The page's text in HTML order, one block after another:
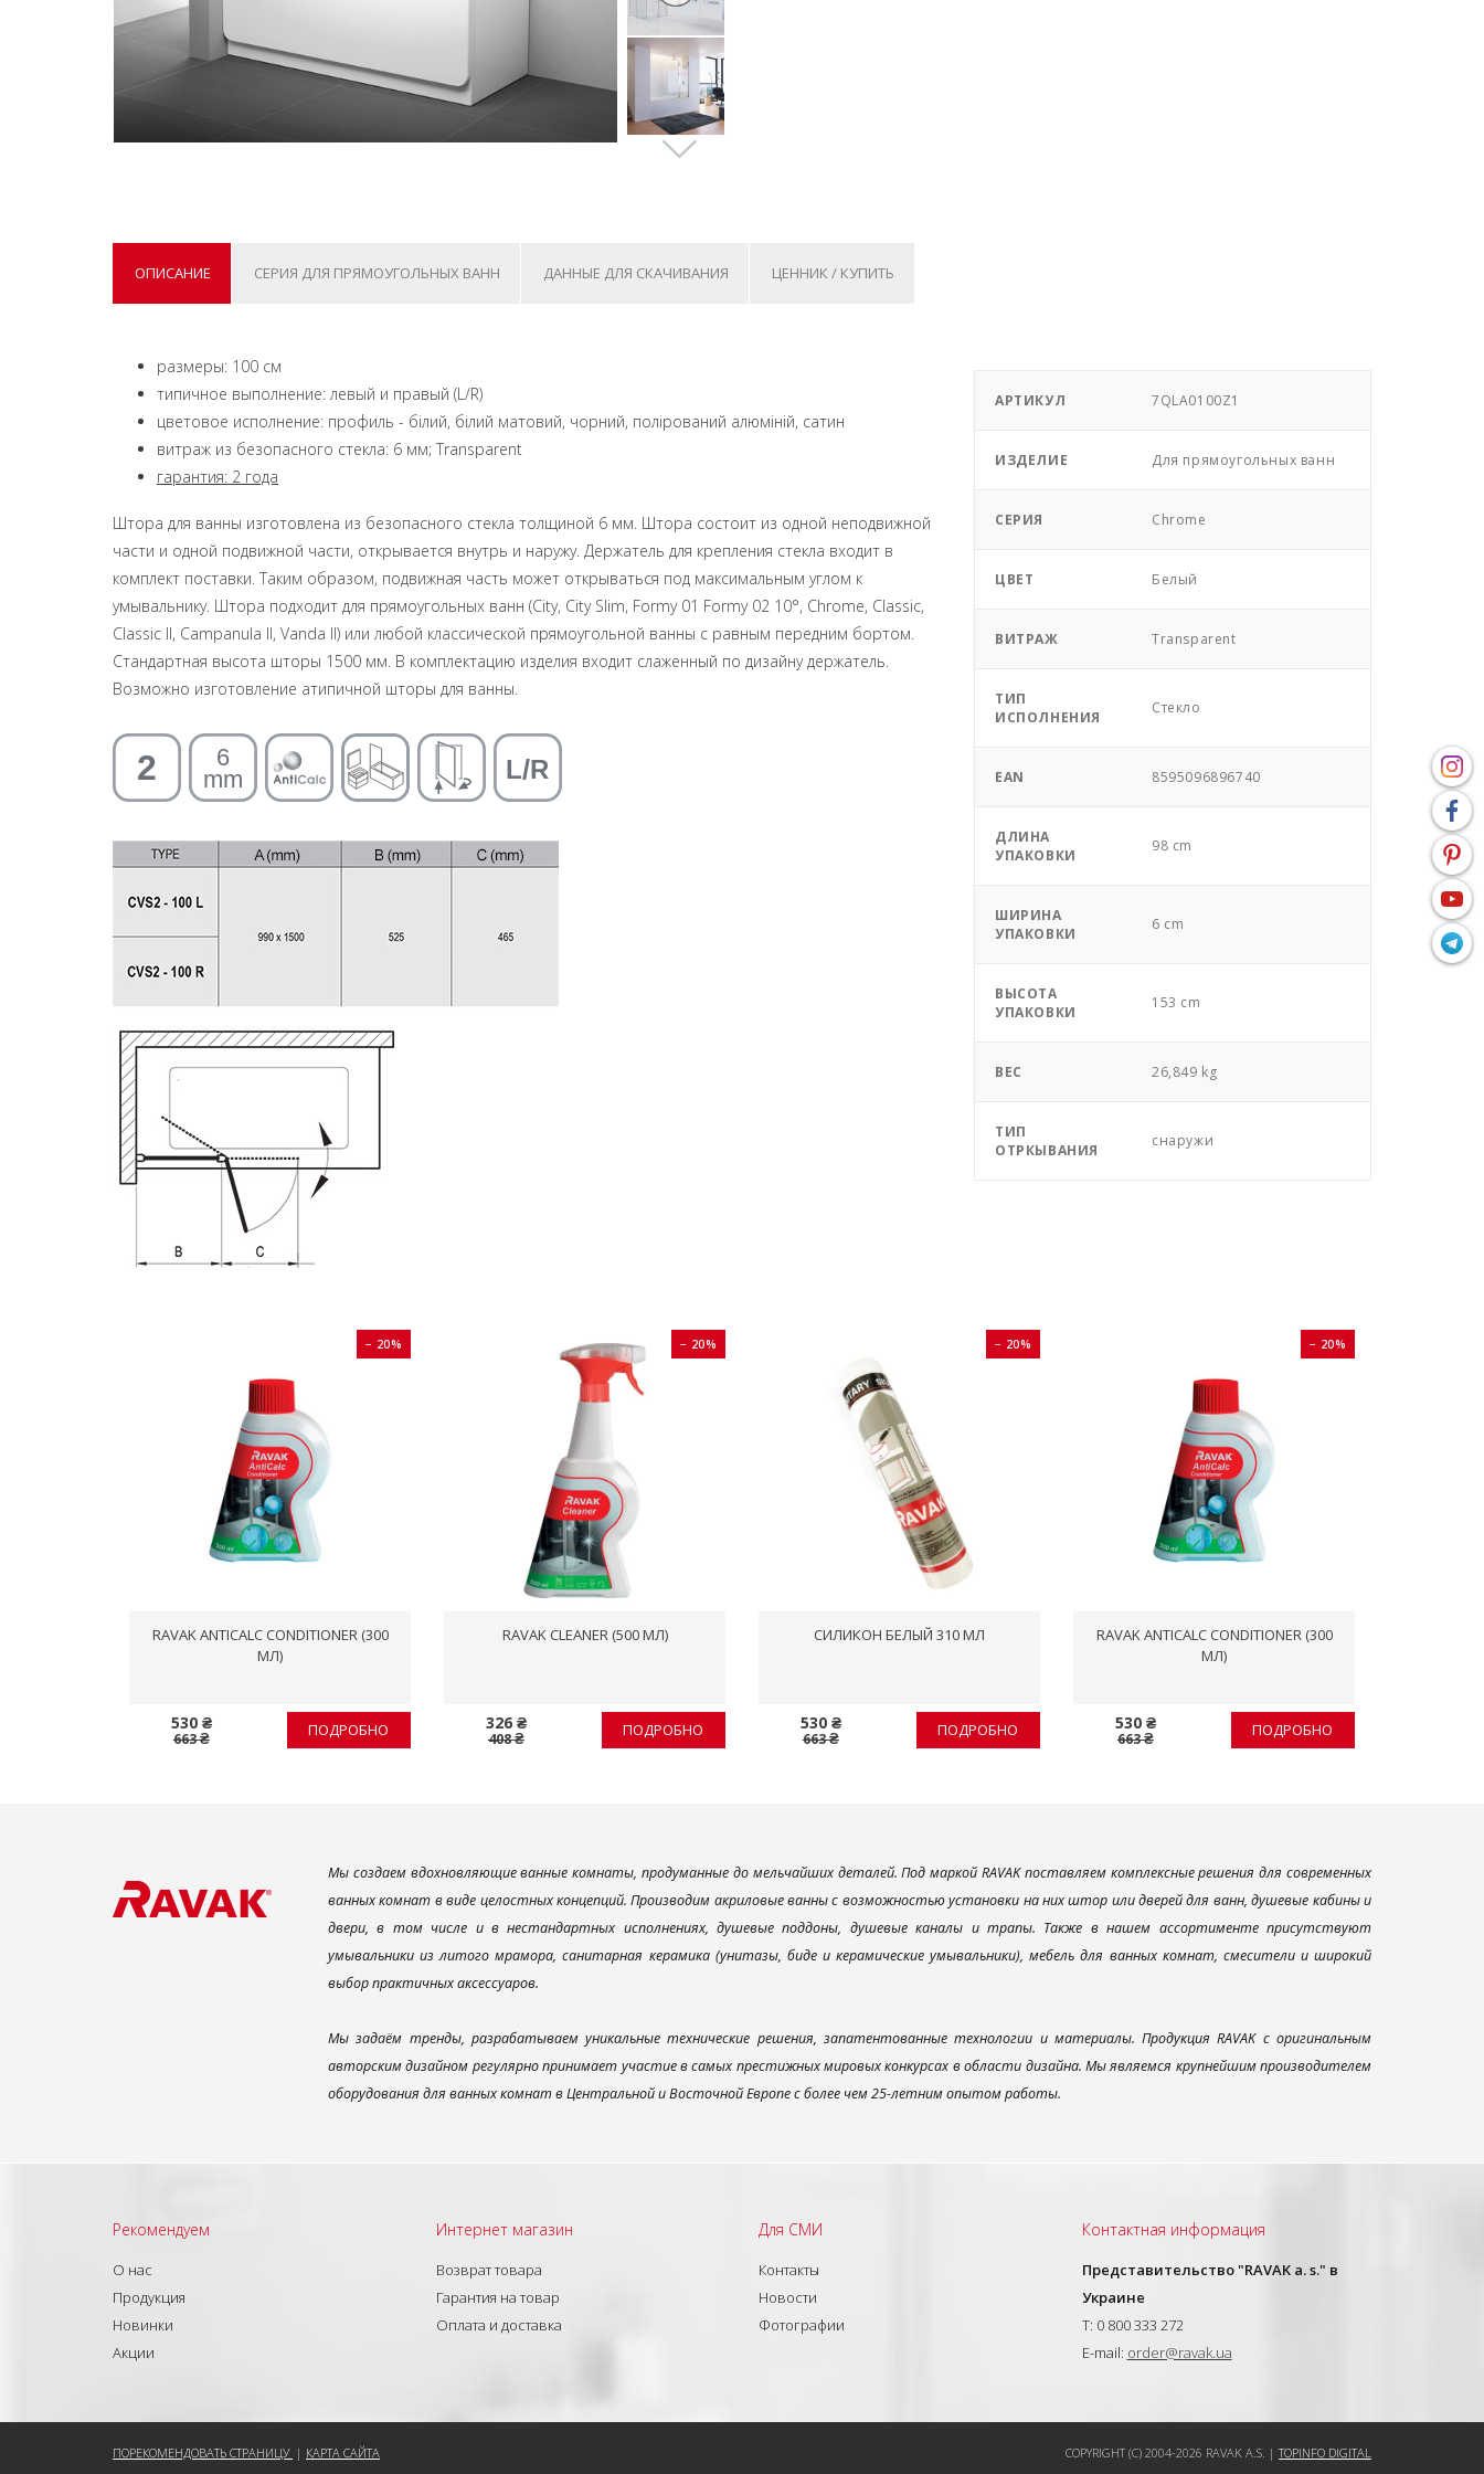
ОПИСАНИЕ СЕРИЯ ДЛЯ ПРЯМОУГОЛЬНЫХ ВАНН ДАННЫЕ ДЛЯ СКАЧИВАНИЯ ЦЕННИК / КУПИТЬ
размеры: 100 см
типичное выполнение: левый и правый (L/R)
цветовое исполнение: профиль - білий, білий матовий, чорний, полірований алюміній, сатин
витраж из безопасного стекла: 6 мм; Transparent
гарантия: 2 года
Штора для ванны изготовлена ​​из безопасного стекла толщиной 6 мм. Штора состоит из одной неподвижной
части и одной подвижной части, открывается внутрь и наружу. Держатель для крепления стекла входит в
комплект поставки. Таким образом, подвижная часть может открываться под максимальным углом к ​​
умывальнику. Штора подходит для прямоугольных ванн (City, City Slim, Formy 01 Formy 02 10°, Chrome, Classic,
Classic II, Campanula II, Vanda II) или любой классической прямоугольной ванны с равным передним бортом.
Стандартная высота шторы 1500 мм. В комплектацию изделия входит слаженный по дизайну держатель.
Возможно изготовление атипичной шторы для ванны.
АРТИКУЛ 7QLA0100Z1
ИЗДЕЛИЕ Для прямоугольных ванн
СЕРИЯ Chrome
ЦВЕТ Белый
ВИТРАЖ Transparent
ТИП
ИСПОЛНЕНИЯ
Стекло
EAN 8595096896740
ДЛИНА
УПАКОВКИ
98 cm
ШИРИНА
УПАКОВКИ
6 cm
ВЫСОТА
УПАКОВКИ
153 cm
ВЕС 26,849 kg
ТИП
ОТРКЫВАНИЯ
снаружи
− 20%
RAVAK ANTICALC CONDITIONER (300
МЛ)
530 ₴
663 ₴ ПОДРОБНО
− 20%
RAVAK CLEANER (500 МЛ)
326 ₴
408 ₴ ПОДРОБНО
− 20%
СИЛИКОН БЕЛЫЙ 310 МЛ
530 ₴
663 ₴ ПОДРОБНО
− 20%
RAVAK ANTICALC CONDITIONER (300
МЛ)
530 ₴
663 ₴ ПОДРОБНО
Мы создаем вдохновляющие ванные комнаты, продуманные до мельчайших деталей. Под маркой RAVAK поставляем комплексные решения для современных
ванных комнат в виде целостных концепций. Производим акриловые ванны с возможностью установки на них штор или дверей для ванн, душевые кабины и
двери, в том числе и в нестандартных исполнениях, душевые поддоны, душевые каналы и трапы. Также в нашем ассортименте присутствуют
умывальники из литого мрамора, санитарная керамика (унитазы, биде и керамические умывальники), мебель для ванных комнат, смесители и широкий
выбор практичных аксессуаров.
Мы задаём тренды, разрабатываем уникальные технические решения, запатентованные технологии и материалы. Продукция RAVAK с оригинальным
авторским дизайном регулярно принимает участие в самых престижных мировых конкурсах в области дизайна. Мы являемся крупнейшим производителем
оборудования для ванных комнат в Центральной и Восточной Европе с более чем 25-летним опытом работы.
Рекомендуем
О нас
Продукция
Новинки
Акции
Интернет магазин
Возврат товара
Гарантия на товар
Оплата и доставка
Для СМИ
Контакты
Новости
Фотографии
Контактная информация
Представительство "RAVAK a. s." в
Украине
T: 0 800 333 272
E-mail: order@ravak.ua
ПОРЕКОМЕНДОВАТЬ СТРАНИЦУ | КАРТА САЙТА COPYRIGHT (C) 2004-2026 RAVAK A.S. |TOPINFO DIGITAL